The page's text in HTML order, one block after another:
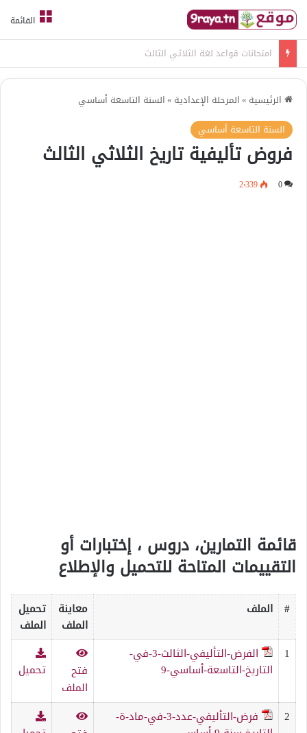
القائمة
امتحانات قواعد لغة الثلاثي الثالث
الرئيسية »المرحلة الإعدادية »السنة التاسعة أساسي
السنة التاسعة أساسي
فروض تأليفية تاريخ الثلاثي الثالث
0 2٬339
قائمة التمارين، دروس ، إختبارات أو
التقييمات المتاحة للتحميل والإطلاع
# الملف
معاينة
الملف
تحميل
الملف
1
الفرض-التأليفي-الثالث-3-في-
التاريخ-التاسعة-أساسي-9
فتح
الملف
تحميل
2
فرض-التأليفي-عدد-3-في-ماد-ة-